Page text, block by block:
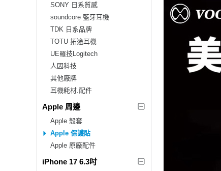
SONY 日系質感
soundcore 藍牙耳機
TDK 日系品牌
TOTU 拓途耳機
UE羅技Logitech
人因科技
其他廠牌
耳機耗材.配件
Apple 周邊
Apple 殼套
Apple 保護貼
Apple 原廠配件
iPhone 17 6.3吋